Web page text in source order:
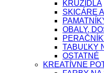
KRUŽIDLÁ
SKICÁRE
OBALY,
TABUĽKY
OSTATNÉ
KREATÍVNE